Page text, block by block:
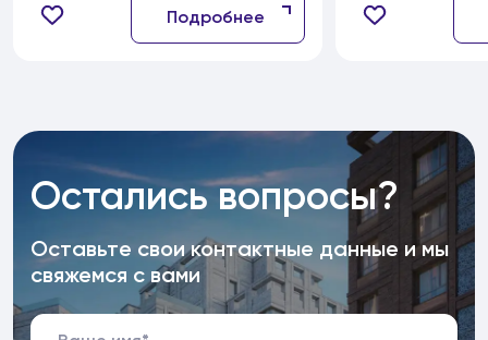
Подробнее
Остались вопросы?
Оставьте свои контактные данные и мы
свяжемся с вами